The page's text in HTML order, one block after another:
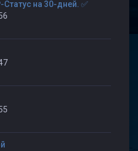
на 30-дней. ✅